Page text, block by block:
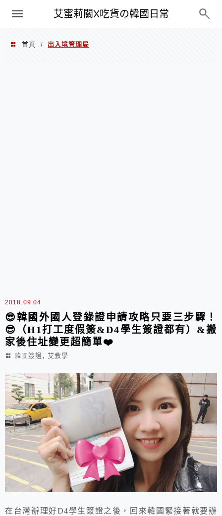
艾蜜莉關X吃貨の韓國日常
PXN
首頁 / 出入境管理局
2018.09.04
😎韓國外國人登錄證申請攻略只要三步驟！
😎（H1打工度假簽&D4學生簽證都有）&搬
家後住址變更超簡單❤️
韓國簽證 , 艾教學
在台灣辦理好D4學生簽證之後，回來韓國緊接著就要辦